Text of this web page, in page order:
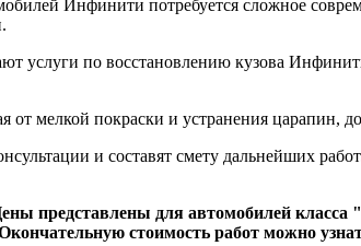
Инфинити потребуется сложное
услуги по восстановлению кузова
мелкой покраски и устранения царапин,
и составят смету дальнейших
представлены для автомобилей
стоимость работ можно